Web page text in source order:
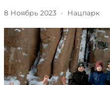
8 Ноябрь 2023 · Нацпарк